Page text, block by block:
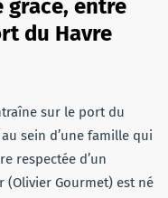
grâce, entre
du Havre
sur le port du
sein d’une famille qui
respectée d’un
(Olivier Gourmet) est né